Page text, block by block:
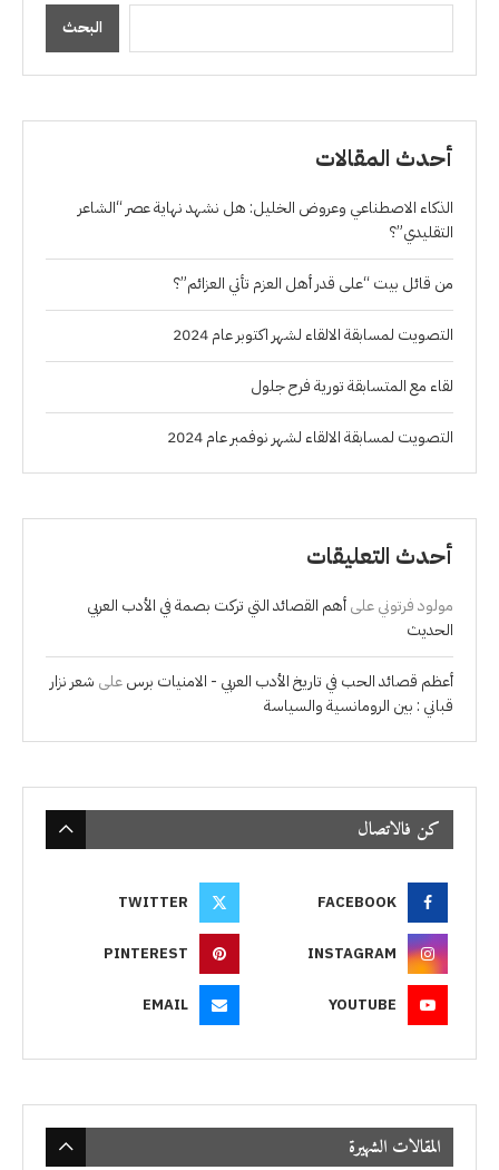
البحث
أحدث المقالات
الذكاء الاصطناعي وعروض الخليل: هل نشهد نهاية عصر “الشاعر
التقليدي”؟
من قائل بيت “على قدر أهل العزم تأتي العزائم”؟
التصويت لمسابقة الالقاء لشهر اكتوبر عام 2024
لقاء مع المتسابقة تورية فرح جلول
التصويت لمسابقة الالقاء لشهر نوفمبر عام 2024
أحدث التعليقات
مولود فرتونيعلىأهم القصائد التي تركت بصمة في الأدب العربي
الحديث
أعظم قصائد الحب في تاريخ الأدب العربي - الامنيات برسعلى شعر نزار
قباني : بين الرومانسية والسياسة
كن فالاتصال
FACEBOOK
TWITTER
INSTAGRAM
PINTEREST
YOUTUBE
EMAIL
المقالات الشهيرة